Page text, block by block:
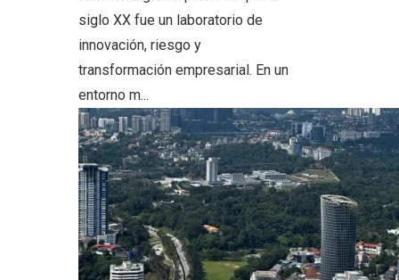
siglo XX fue un laboratorio de
innovación, riesgo y
transformación empresarial. En un
entorno m...